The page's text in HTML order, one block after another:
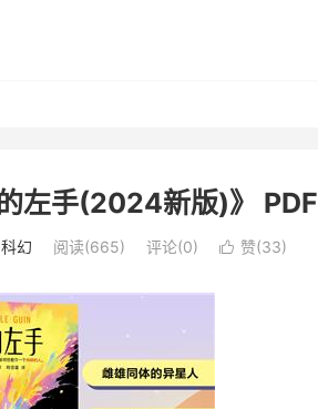
左手(2024新版)》 PDF
科幻 阅读(665) 评论(0)  赞(33)